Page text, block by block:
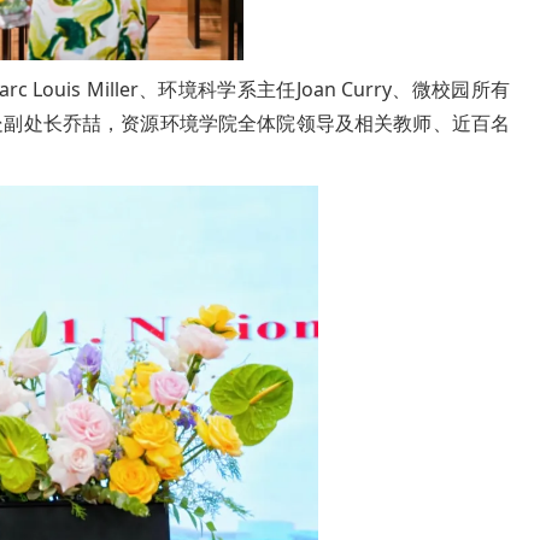
Louis Miller、环境科学系主任Joan Curry、微校园所有
处长乔喆，资源环境学院全体院领导及相关教师、近百名